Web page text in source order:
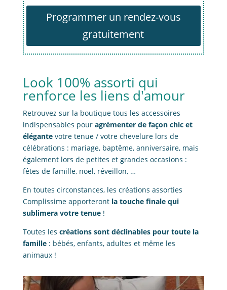
Programmer un rendez-vous
gratuitement
Look 100% assorti qui
renforce les liens d'amour
Retrouvez sur la boutique tous les accessoires
indispensables pouragrémenter de façon chic et
élégantevotre tenue / votre chevelure lors de
célébrations : mariage, baptême, anniversaire, mais
également lors de petites et grandes occasions :
fêtes de famille, noël, réveillon, …
En toutes circonstances, les créations assorties
Complissime apporteront la touche finale qui
sublimera votre tenue !
Toutes les créations sont déclinables pour toute la
famille: bébés, enfants, adultes et même les
animaux !